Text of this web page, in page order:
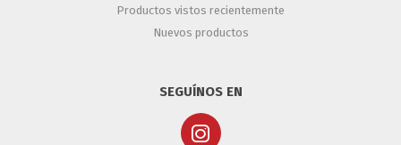
Productos vistos recientemente
Nuevos productos
SEGUÍNOS EN